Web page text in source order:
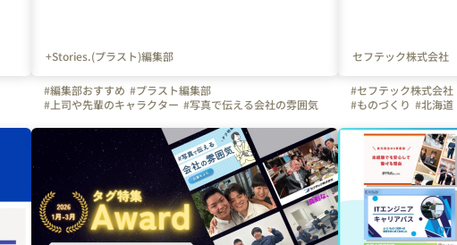
+Stories.(プラスト)編集部
#編集部おすすめ #プラスト編集部
#上司や先輩のキャラクター #写真で伝える会社の雰囲気
#+Stories. #プラスストーリーズ #プラスト
#マイナビ転職
#弊社のすごいところ #自慢の福利厚生
#+Stories.(プラスト)編集部 #青森県 #宮城県 #岩手県
#母の日 #ワーママ
セフテック株式会社
#セフテック株式会社
#ものづくり #北海道
#鹿児島県 #沖縄県